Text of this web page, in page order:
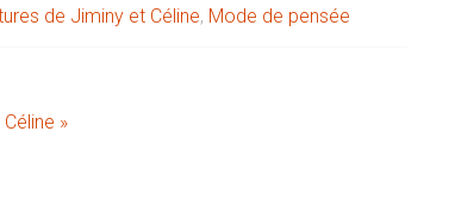
de Jiminy et Céline, Mode de pensée
»